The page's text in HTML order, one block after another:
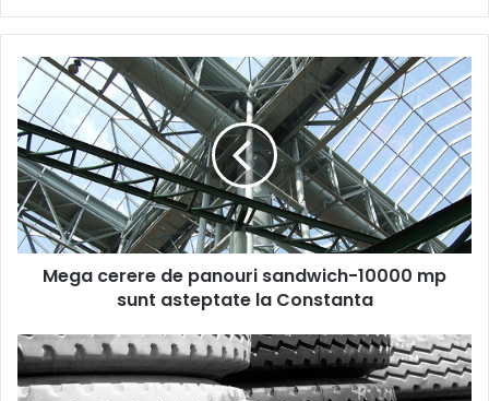
Mega
cerere
de
panouri
sandwich-
10000
mp
sunt
asteptate
Mega cerere de panouri sandwich-10000 mp
sunt asteptate la Constanta
Coreenii
vor
sa